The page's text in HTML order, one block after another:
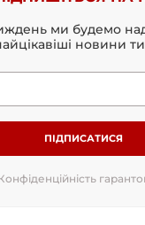
ми будемо
новини
ПІДПИСАТИСЯ